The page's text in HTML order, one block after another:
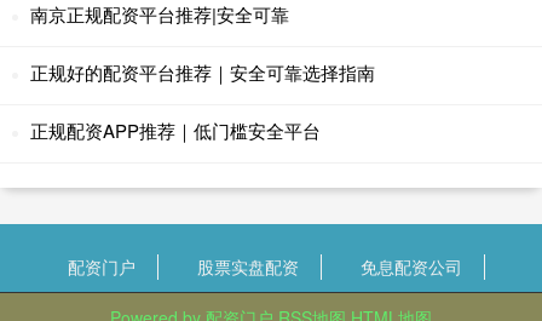
南京正规配资平台推荐|安全可靠
正规好的配资平台推荐｜安全可靠选择指南
正规配资APP推荐｜低门槛安全平台
配资门户 股票实盘配资 免息配资公司